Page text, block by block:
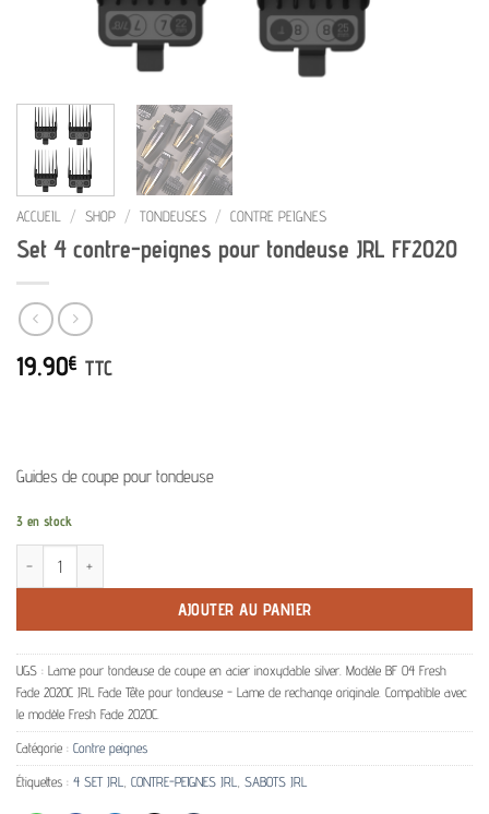
ACCUEIL / SHOP / TONDEUSES / CONTRE PEIGNES
Set 4 contre-peignes pour tondeuse JRL FF2020
19.90€ TTC
Guides de coupe pour tondeuse
3 en stock
quantité de Set 4 contre-peignes pour tondeuse JRL FF2020
AJOUTER AU PANIER
UGS : Lame pour tondeuse de coupe en acier inoxydable silver. Modèle BF 04 Fresh
Fade 2020C JRL Fade Tête pour tondeuse - Lame de rechange originale. Compatible avec
le modèle Fresh Fade 2020C.
Catégorie : Contre peignes
Étiquettes : 4 SET JRL CONTRE-PEIGNES JRL SABOTS JRL